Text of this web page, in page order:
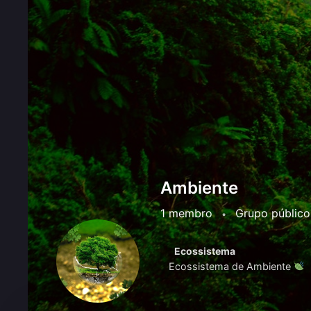
Ambiente
1 membro • Grupo público
Ecossistema
Ecossistema de Ambiente